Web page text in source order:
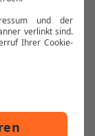
DIE